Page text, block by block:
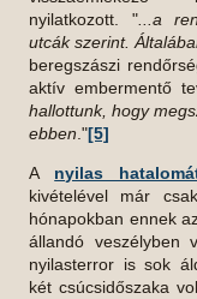
nyilatkozott. "...a
utcák szerint.
beregszászi
aktív embermentő
hallottunk, hogy
ebben ."[5]
A nyilas
kivételével már
hónapokban ennek
állandó veszélyben
nyilasterror is sok
két csúcsidőszaka